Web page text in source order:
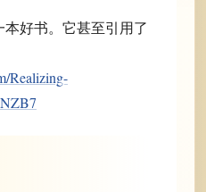
好书。它甚至引用了
Realizing-